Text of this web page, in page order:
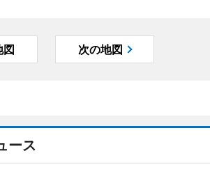
図 次の地図
ース